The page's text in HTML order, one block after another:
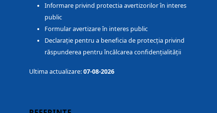
Informare privind protectia avertizorilor în interes
public
Formular avertizare în interes public
Declarație pentru a beneficia de protecția privind
răspunderea pentru încălcarea confidențialității
Ultima actualizare:07-08-2026